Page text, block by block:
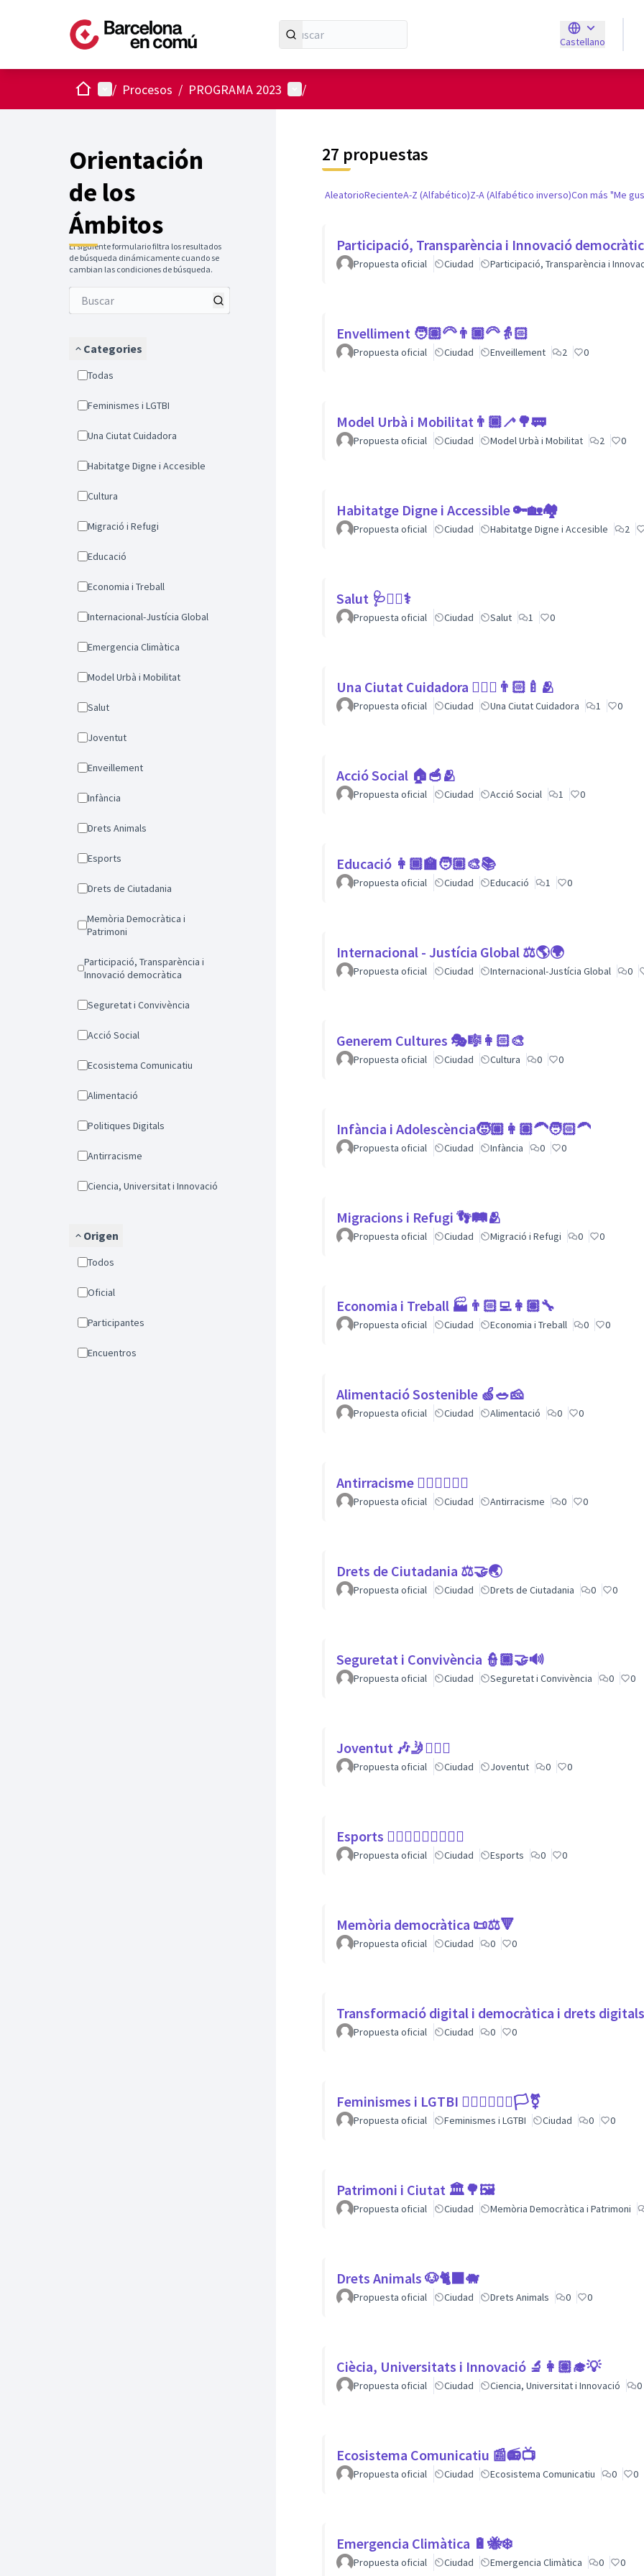
Castellano
Triar la llengua
InicioMenú principal
/ Procesos / PROGRAMA 2023 Menú de usuario
/
Orientación
de los
Ámbitos
El siguiente formulario filtra los resultados
de búsqueda dinámicamente cuando se
cambian las condiciones de búsqueda.
Categories
Todas
Feminismes i LGTBI
Una Ciutat Cuidadora
Habitatge Digne i Accesible
Cultura
Migració i Refugi
Educació
Economia i Treball
Internacional-Justícia Global
Emergencia Climàtica
Model Urbà i Mobilitat
Salut
Joventut
Enveillement
Infància
Drets Animals
Esports
Drets de Ciutadania
Memòria Democràtica i
Patrimoni
Participació, Transparència i
Innovació democràtica
Seguretat i Convivència
Acció Social
Ecosistema Comunicatiu
Alimentació
Politiques Digitals
Antirracisme
Ciencia, Universitat i Innovació
Origen
Todos
Oficial
Participantes
Encuentros
27 propuestas
AleatorioRecienteA-Z (Alfabético)Z-A (Alfabético inverso)Con más "Me
Participació, Transparència i Innovació
Propuesta oficial Ciudad Participació, Transparència i
Envelliment 🧑🏽‍🦳👨🏿‍🦳👵🏻
Propuesta oficial Ciudad Enveillement 2 0
Model Urbà i Mobilitat👨🏿‍🦯🌳🚃
Propuesta oficial Ciudad Model Urbà i Mobilitat 2 0
Habitatge Digne i Accessible 🔑🏡🏘
Propuesta oficial Ciudad Habitatge Digne i Accesible 2
Salut 🩺👩‍⚕️⚕
Propuesta oficial Ciudad Salut 1 0
Una Ciutat Cuidadora 💆🏾‍♀️👨🏻‍🍼🫂
Propuesta oficial Ciudad Una Ciutat Cuidadora 1 0
Acció Social 🏠🥣🫂
Propuesta oficial Ciudad Acció Social 1 0
Educació 👩🏾‍🏫🧑🏼‍🎨📚
Propuesta oficial Ciudad Educació 1 0
Internacional - Justícia Global ⚖️🌎🌍
Propuesta oficial Ciudad Internacional-Justícia Global 0
Generem Cultures 🎭🎼👩🏻‍🎨
Propuesta oficial Ciudad Cultura 0 0
Infància i Adolescència🧒🏼👩🏽‍🦱🧑🏻‍🦱
Propuesta oficial Ciudad Infància 0 0
Migracions i Refugi 👣🛤🫂
Propuesta oficial Ciudad Migració i Refugi 0 0
Economia i Treball 🏭👨🏻‍💻👩🏽‍🔧
Propuesta oficial Ciudad Economia i Treball 0 0
Alimentació Sostenible 🍏🥗🧀
Propuesta oficial Ciudad Alimentació 0 0
Antirracisme ✊🏾✊🏼✊🏿
Propuesta oficial Ciudad Antirracisme 0 0
Drets de Ciutadania ⚖️🤝🌏
Propuesta oficial Ciudad Drets de Ciutadania 0 0
Seguretat i Convivència 👮🏿🤝🔊
Propuesta oficial Ciudad Seguretat i Convivència 0 0
Joventut 🎶🤳🙇🏽‍♀
Propuesta oficial Ciudad Joventut 0 0
Esports 🏃🏾‍♀⛹🏼‍♀🏄🏼‍♂
Propuesta oficial Ciudad Esports 0 0
Memòria democràtica 📜⚖️🔻
Propuesta oficial Ciudad 0 0
Transformació digital i democràtica i drets
Propuesta oficial Ciudad 0 0
Feminismes i LGTBI 💁🏽‍♀👩‍❤️‍👩🏳️‍⚧️
Propuesta oficial Feminismes i LGTBI Ciudad 0 0
Patrimoni i Ciutat 🏛🌳🖼
Propuesta oficial Ciudad Memòria Democràtica i Patrimoni
Drets Animals 🐶🐈‍⬛️🐗
Propuesta oficial Ciudad Drets Animals 0 0
Ciècia, Universitats i Innovació 🔬👩🏽‍🎓💡
Propuesta oficial Ciudad Ciencia, Universitat i Innovació 0
Ecosistema Comunicatiu 📰📻📺
Propuesta oficial Ciudad Ecosistema Comunicatiu 0 0
Emergencia Climàtica 🔋🐝❄️
Propuesta oficial Ciudad Emergencia Climàtica 0 0